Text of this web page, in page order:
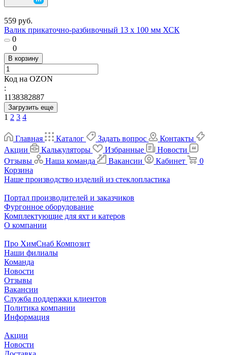
559 руб.
Валик прикаточно-разбивочный 13 х 100 мм ХСК
0
0
В корзину
Код на OZON
:
1138382887
Загрузить еще
1 2 3 4
Главная Каталог Задать вопрос
Контакты
Акции
Калькуляторы Избранные
Новости
Отзывы
Наша команда Вакансии Кабинет
0
Корзина
Наше производство изделий из стеклопластика
Портал производителей и заказчиков
Фургонное оборудование
Комплектующие для яхт и катеров
О компании
Про ХимСнаб Композит
Наши филиалы
Команда
Новости
Отзывы
Вакансии
Служба поддержки клиентов
Политика компании
Информация
Акции
Новости